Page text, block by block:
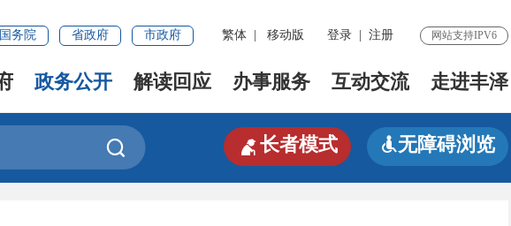
国务院 省政府 市政府 繁体 移动版 登录 注册 网站支持IPV6
政务公开 解读回应 办事服务 互动交流 走进丰泽
 长者模式 无障碍浏览